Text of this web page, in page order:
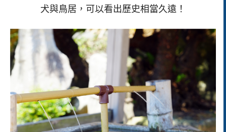
犬與鳥居，可以看出歷史相當久遠！